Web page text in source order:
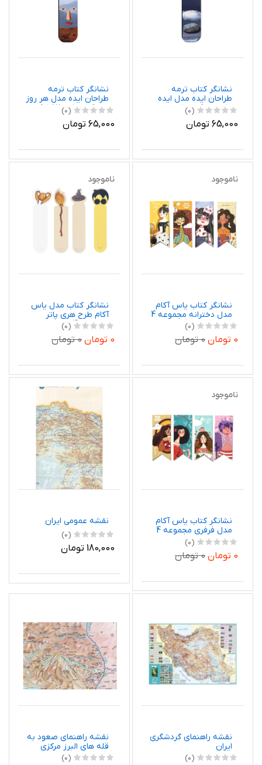
نشانگر کتاب ترمه
طراحان ایده مدل ایده
پاک از ماگریت کد
art0371
(0)
65,000 تومان
نشانگر کتاب ترمه
طراحان ایده مدل هر روز
از ماگریت کد art0375
(0)
65,000 تومان
ناموجود
نشانگر کتاب یاس آکام
مدل دخترانه مجموعه 4
عددی
(0)
0 تومان 0 تومان
ناموجود
نشانگر کتاب مدل یاس
آکام طرح هری پاتر
مجموعه 4 عددی
(0)
0 تومان 0 تومان
ناموجود
نشانگر کتاب یاس آکام
مدل فرفری مجموعه 4
عددی
(0)
0 تومان 0 تومان
نقشه عمومی ایران
(0)
180,000 تومان
نقشه راهنمای گردشگری
ایران
(0)
نقشه راهنمای صعود به
قله های البرز مرکزی
(0)